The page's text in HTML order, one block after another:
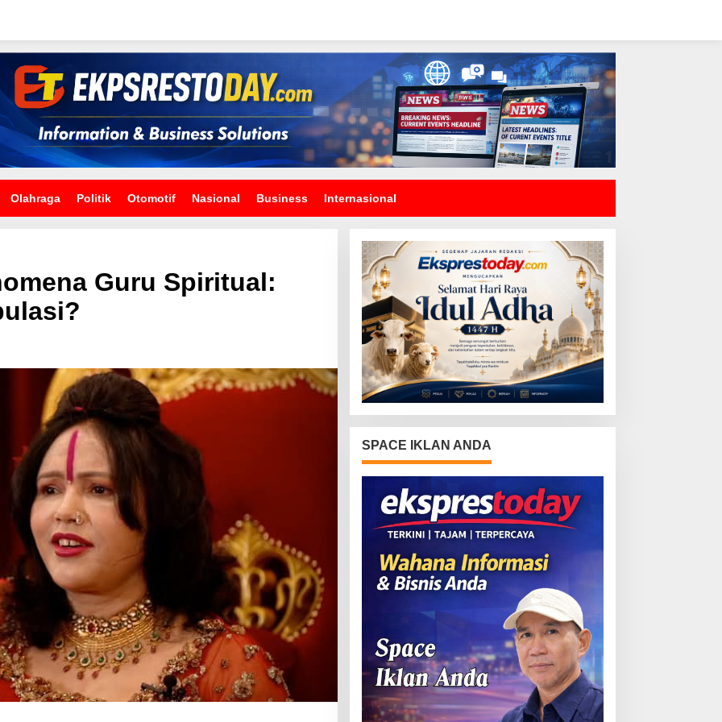
Olahraga Politik Otomotif Nasional Business Internasional
Guru Spiritual:
SPACE IKLAN ANDA